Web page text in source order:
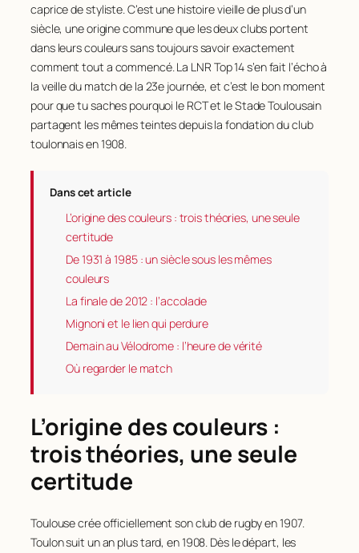
caprice de styliste. C’est une histoire vieille de plus d’un
siècle, une origine commune que les deux clubs portent
dans leurs couleurs sans toujours savoir exactement
comment tout a commencé. La LNR Top 14 s’en fait l’écho à
la veille du match de la 23e journée, et c’est le bon moment
pour que tu saches pourquoi le RCT et le Stade Toulousain
partagent les mêmes teintes depuis la fondation du club
toulonnais en 1908.
Dans cet article
L’origine des couleurs : trois théories, une seule
certitude
De 1931 à 1985 : un siècle sous les mêmes
couleurs
La finale de 2012 : l’accolade
Mignoni et le lien qui perdure
Demain au Vélodrome : l’heure de vérité
Où regarder le match
L’origine des couleurs :
trois théories, une seule
certitude
Toulouse crée officiellement son club de rugby en 1907.
Toulon suit un an plus tard, en 1908. Dès le départ, les